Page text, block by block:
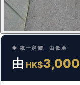
◆ 統一定價 · 由低至
由 HK$3,000